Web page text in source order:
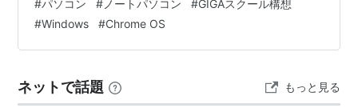
記事ではそれについて考察していきたいと思います。
#パソコン # ノートパソコン #GIGAスクール構想
#Windows #Chrome OS
ネットで話題 もっと見る